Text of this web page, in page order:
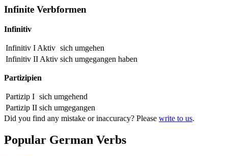
Infinite Verbformen
Infinitiv
Infinitiv I Aktiv sich umgehen
Infinitiv II Aktiv sich umgegangen haben
Partizipien
Partizip I sich umgehend
Partizip II sich umgegangen
Did you find any mistake or inaccuracy? Please write to us.
Popular German Verbs